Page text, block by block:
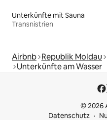
Unterkünfte mit Sauna
Transnistrien
Airbnb Republik Moldau
Unterkünfte am Wasser
© 2026
Datenschutz